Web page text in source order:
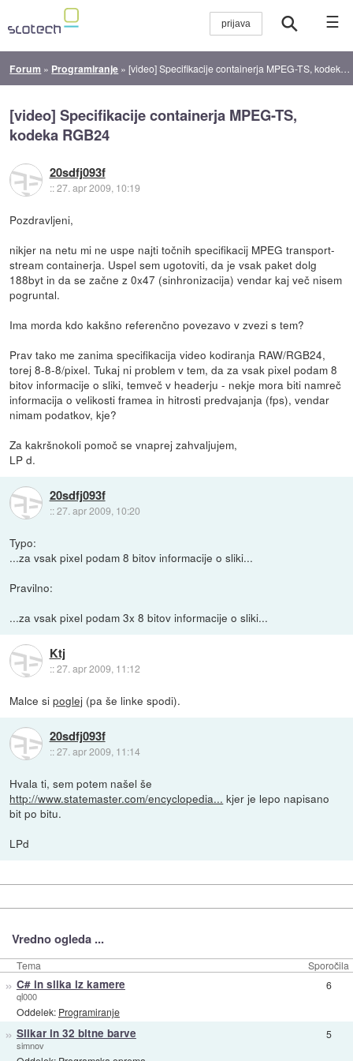
☰
Forum » Programiranje »[video] Specifikacije containerja MPEG-TS, kodeka RGB24
[video] Specifikacije containerja MPEG-TS,
kodeka RGB24
20sdfj093f
::27. apr 2009, 10:19
Pozdravljeni,
nikjer na netu mi ne uspe najti točnih specifikacij MPEG transport-
stream containerja. Uspel sem ugotoviti, da je vsak paket dolg
188byt in da se začne z 0x47 (sinhronizacija) vendar kaj več nisem
pogruntal.
Ima morda kdo kakšno referenčno povezavo v zvezi s tem?
Prav tako me zanima specifikacija video kodiranja RAW/RGB24,
torej 8-8-8/pixel. Tukaj ni problem v tem, da za vsak pixel podam 8
bitov informacije o sliki, temveč v headerju - nekje mora biti namreč
informacija o velikosti framea in hitrosti predvajanja (fps), vendar
nimam podatkov, kje?
Za kakršnokoli pomoč se vnaprej zahvaljujem,
LP d.
20sdfj093f
::27. apr 2009, 10:20
Typo:
...za vsak pixel podam 8 bitov informacije o sliki...
Pravilno:
...za vsak pixel podam 3x 8 bitov informacije o sliki...
Ktj
::27. apr 2009, 11:12
Malce sipoglej (pa še linke spodi).
20sdfj093f
::27. apr 2009, 11:14
Hvala ti, sem potem našel še
http://www.statemaster.com/encyclopedia... kjer je lepo napisano
bit po bitu.
LPd
Vredno ogleda ...
Tema Sporočila
» C# in slika iz kamere
ql000
Oddelek: Programiranje
6
» Slikar in 32 bitne barve
simnov
5